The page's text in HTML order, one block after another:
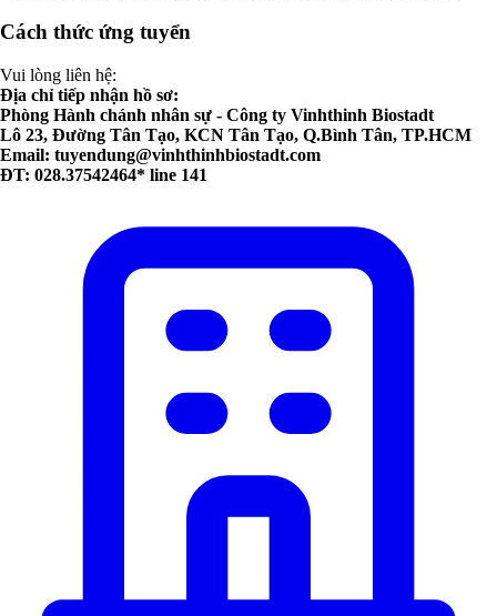
Cách thức ứng tuyển
Vui lòng liên hệ:
Địa chỉ tiếp nhận hồ sơ:
Phòng Hành chánh nhân sự - Công ty Vinhthinh Biostadt
Lô 23, Đường Tân Tạo, KCN Tân Tạo, Q.Bình Tân, TP.HCM
Email: tuyendung@vinhthinhbiostadt.com
ĐT: 028.37542464* line 141